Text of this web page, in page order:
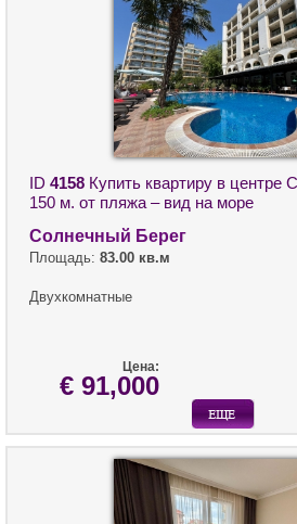
ID 4158 Купить квартиру в центре
150 м. от пляжа – вид на море
Солнечный Берег
Площадь: 83.00 кв.м
Двухкомнатные
Цена:
€ 91,000